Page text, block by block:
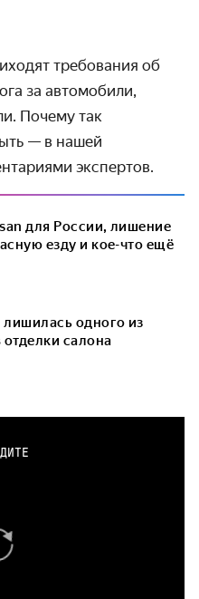
требования об
за автомобили,
Почему так
— в нашей
экспертов.
для России, лишение
езду и кое-что ещё
лишилась одного из
отделки салона